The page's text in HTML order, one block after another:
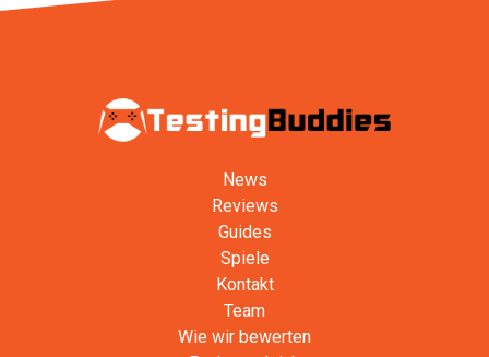
News
Reviews
Guides
Spiele
Kontakt
Team
Wie wir bewerten